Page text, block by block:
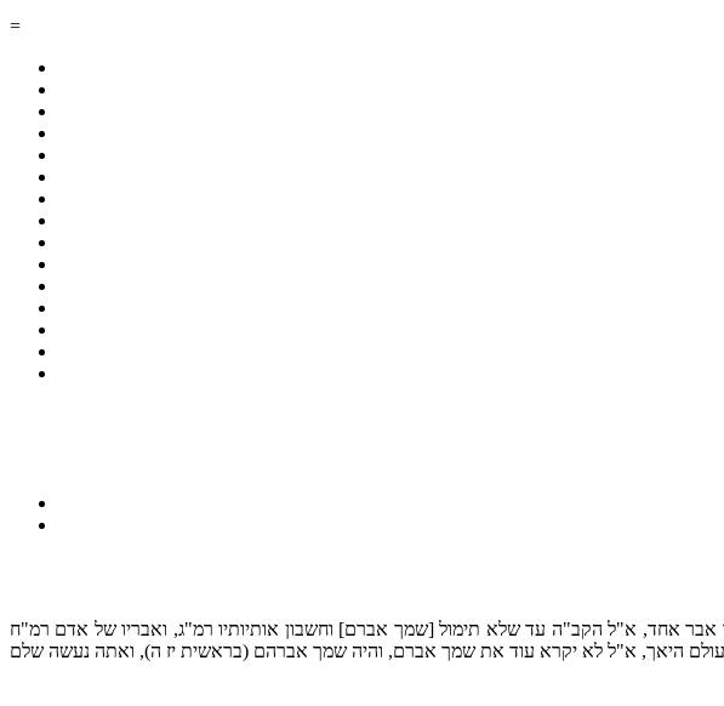
=
אחד, א"ל הקב"ה עד שלא תימול [שמך אברם] וחשבון אותיותיו רמ"ג, ואבריו של אדם רמ"ח